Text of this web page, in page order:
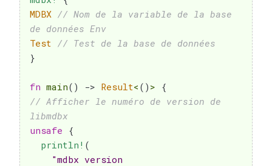
MDBX // Nom de la variable de la base
de données Env
Test
// Test de la base de données
}
fn main( ) -> Result< ( ) > {
// Afficher le numéro de version de
libmdbx
unsafe {
println! (
"mdbx version